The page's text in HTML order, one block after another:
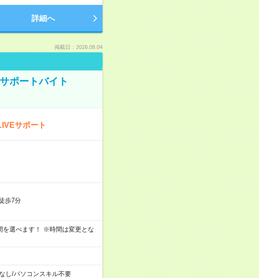
詳細へ
掲載日：2026.08.04
ポートバイト
サポート
歩7分
を選べます！ ※時間は変更とな
し/パソコンスキル不要